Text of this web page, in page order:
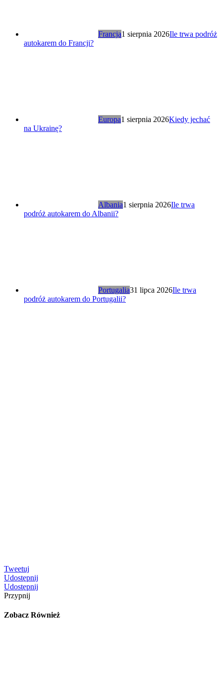
Francja1 sierpnia 2026Ile trwa podróż
autokarem do Francji?
Europa1 sierpnia 2026Kiedy jechać
na Ukrainę?
Albania1 sierpnia 2026Ile trwa
podróż autokarem do Albanii?
Portugalia31 lipca 2026Ile trwa
podróż autokarem do Portugalii?
Tweetuj
Udostępnij
Udostępnij
Przypnij
Zobacz Również